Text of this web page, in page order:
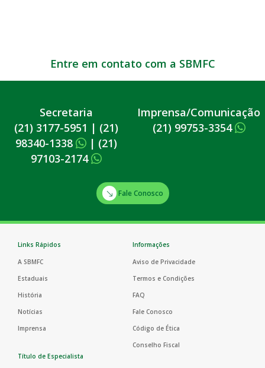
Entre em contato com a SBMFC
Secretaria
(21) 3177-5951 | (21)
98340-1338
| (21)
97103-2174
Imprensa/Comunicação
(21) 99753-3354
Fale Conosco
Links Rápidos
A SBMFC
Estaduais
História
Notícias
Imprensa
Informações
Aviso de Privacidade
Termos e Condições
FAQ
Fale Conosco
Código de Ética
Conselho Fiscal
Título de Especialista